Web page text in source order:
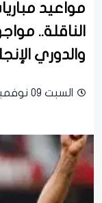
الناقلة..
والدوري
السبت 09 نوفمبر 2024 | 11:27 صباحاً